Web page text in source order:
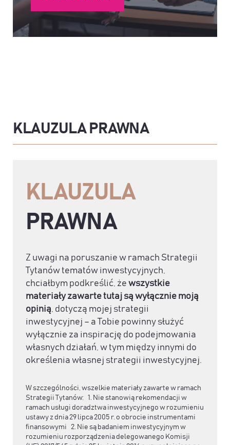
KLAUZULA PRAWNA
KLAUZULA
PRAWNA
Z uwagi na poruszanie w ramach Strategii
Tytanów tematów inwestycyjnych,
chciałbym podkreślić, że wszystkie
materiały zawarte tutaj są wyłącznie moją
opinią, dotyczą mojej strategii
inwestycyjnej – a Tobie powinny służyć
wyłącznie za inspirację do podejmowania
własnych działań, w tym między innymi do
określenia własnej strategii inwestycyjnej.
W szczególności, wszelkie materiały zawarte w ramach
Strategii Tytanów: 1. Nie stanowią rekomendacji w
ramach usługi doradztwa inwestycyjnego w rozumieniu
ustawy z dnia 29 lipca 2005 r. o obrocie instrumentami
finansowymi 2. Nie są badaniem inwestycyjnym w
rozumieniu rozporządzenia delegowanego Komisji